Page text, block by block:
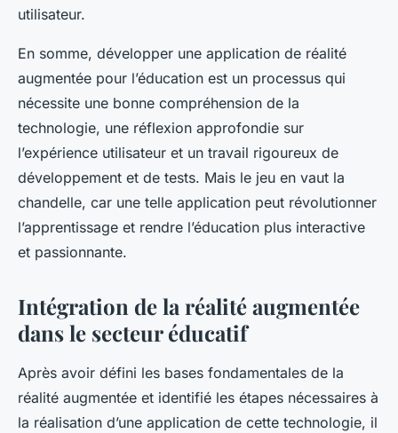
utilisateur.
En somme, développer une application de réalité
augmentée pour l’éducation est un processus qui
nécessite une bonne compréhension de la
technologie, une réflexion approfondie sur
l’expérience utilisateur et un travail rigoureux de
développement et de tests. Mais le jeu en vaut la
chandelle, car une telle application peut révolutionner
l’apprentissage et rendre l’éducation plus interactive
et passionnante.
Intégration de la réalité augmentée
dans le secteur éducatif
Après avoir défini les bases fondamentales de la
réalité augmentée et identifié les étapes nécessaires à
la réalisation d’une application de cette technologie, il